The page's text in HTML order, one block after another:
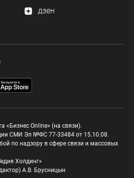
дзен
«Бизнес Online» (на связи).
СМИ Эл №ФС 77-33484 от 15.10.08.
по надзору в сфере связи и массовых
Холдинг»
А.В. Брусницын